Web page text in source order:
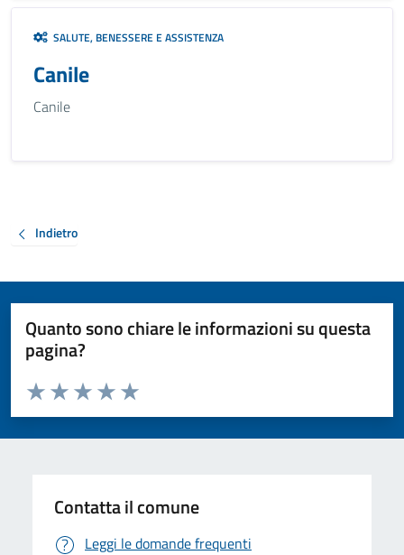
SALUTE, BENESSERE E ASSISTENZA
Canile
Canile
Indietro
Quanto sono chiare le informazioni su questa
pagina?
Valuta da 1 a 5 stelle la pagina
Valuta 5 stelle su 5
Valuta 4 stelle su 5
Valuta 3 stelle su 5
Valuta 2 stelle su 5
Valuta 1 stelle su 5
Contatta il comune
Leggi le domande frequenti